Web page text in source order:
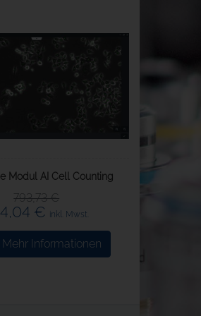
Modul AI Cell Counting
793,73 €
€ inkl. Mwst.
Mehr Informationen